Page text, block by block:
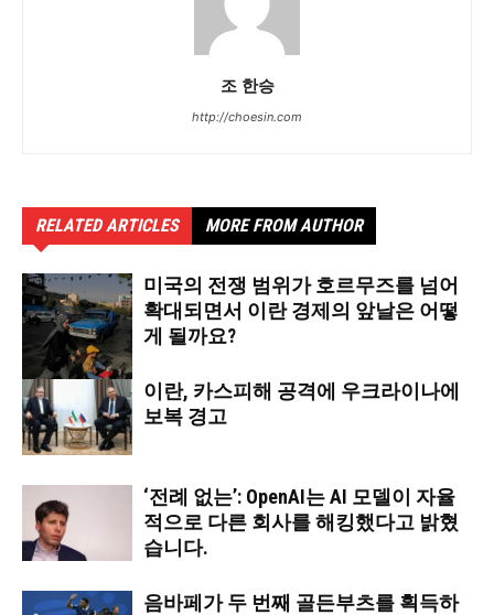
조 한승
http://choesin.com
RELATED ARTICLES MORE FROM AUTHOR
미국의 전쟁 범위가 호르무즈를 넘어
확대되면서 이란 경제의 앞날은 어떻
게 될까요?
이란, 카스피해 공격에 우크라이나에
보복 경고
‘전례 없는’: OpenAI는 AI 모델이 자율
적으로 다른 회사를 해킹했다고 밝혔
습니다.
음바페가 두 번째 골든부츠를 획득하